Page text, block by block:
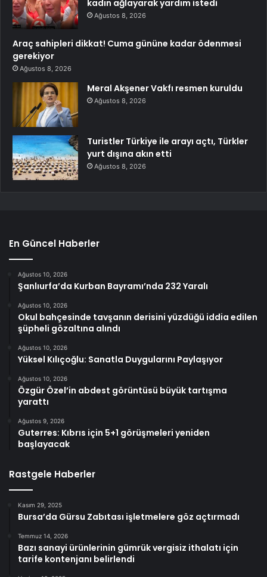
kadın ağlayarak yardım istedi
Ağustos 8, 2026
Araç sahipleri dikkat! Cuma gününe kadar ödenmesi
gerekiyor
Ağustos 8, 2026
Meral Akşener Vakfı resmen kuruldu
Ağustos 8, 2026
Turistler Türkiye ile arayı açtı, Türkler
yurt dışına akın etti
Ağustos 8, 2026
En Güncel Haberler
Ağustos 10, 2026
Şanlıurfa’da Kurban Bayramı’nda 232 Yaralı
Ağustos 10, 2026
Okul bahçesinde tavşanın derisini yüzdüğü iddia edilen
şüpheli gözaltına alındı
Ağustos 10, 2026
Yüksel Kılıçoğlu: Sanatla Duygularını Paylaşıyor
Ağustos 10, 2026
Özgür Özel’in abdest görüntüsü büyük tartışma
yarattı
Ağustos 9, 2026
Guterres: Kıbrıs için 5+1 görüşmeleri yeniden
başlayacak
Rastgele Haberler
Kasım 29, 2025
Bursa’da Gürsu Zabıtası işletmelere göz açtırmadı
Temmuz 14, 2026
Bazı sanayi ürünlerinin gümrük vergisiz ithalatı için
tarife kontenjanı belirlendi